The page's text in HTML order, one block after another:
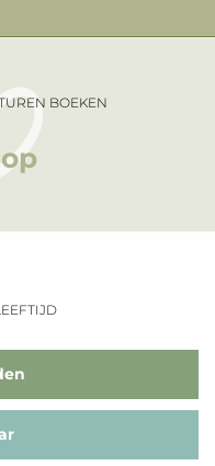
BOEKEN